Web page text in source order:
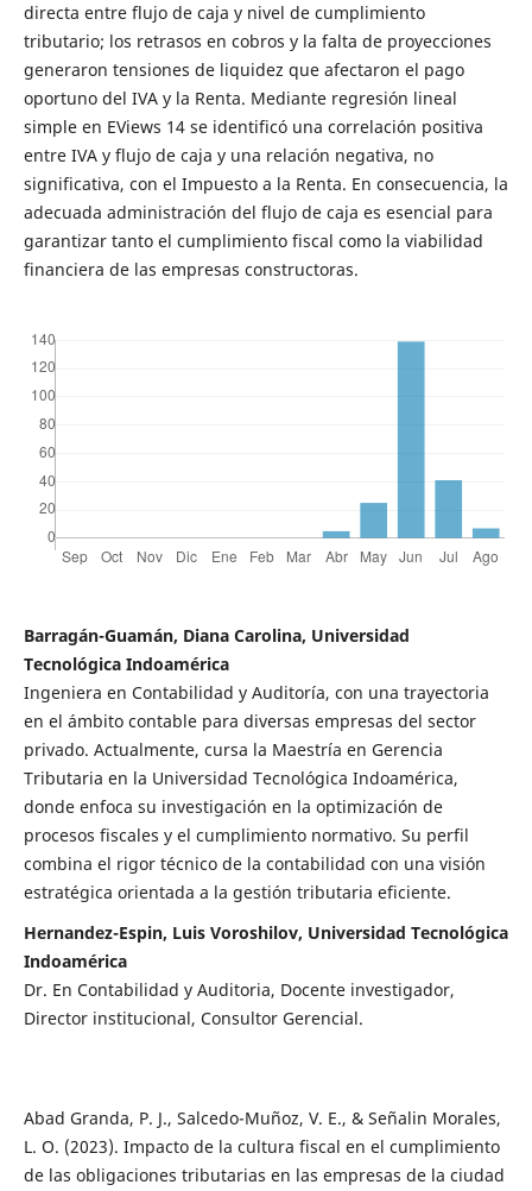
directa entre flujo de caja y nivel de cumplimiento
tributario; los retrasos en cobros y la falta de proyecciones
generaron tensiones de liquidez que afectaron el pago
oportuno del IVA y la Renta. Mediante regresión lineal
simple en EViews 14 se identificó una correlación positiva
entre IVA y flujo de caja y una relación negativa, no
significativa, con el Impuesto a la Renta. En consecuencia, la
adecuada administración del flujo de caja es esencial para
garantizar tanto el cumplimiento fiscal como la viabilidad
financiera de las empresas constructoras.
Barragán-Guamán, Diana Carolina, Universidad
Tecnológica Indoamérica
Ingeniera en Contabilidad y Auditoría, con una trayectoria
en el ámbito contable para diversas empresas del sector
privado. Actualmente, cursa la Maestría en Gerencia
Tributaria en la Universidad Tecnológica Indoamérica,
donde enfoca su investigación en la optimización de
procesos fiscales y el cumplimiento normativo. Su perfil
combina el rigor técnico de la contabilidad con una visión
estratégica orientada a la gestión tributaria eficiente.
Hernandez-Espin, Luis Voroshilov, Universidad Tecnológica
Indoamérica
Dr. En Contabilidad y Auditoria, Docente investigador,
Director institucional, Consultor Gerencial.
Abad Granda, P. J., Salcedo-Muñoz, V. E., & Señalin Morales,
L. O. (2023). Impacto de la cultura fiscal en el cumplimiento
de las obligaciones tributarias en las empresas de la ciudad